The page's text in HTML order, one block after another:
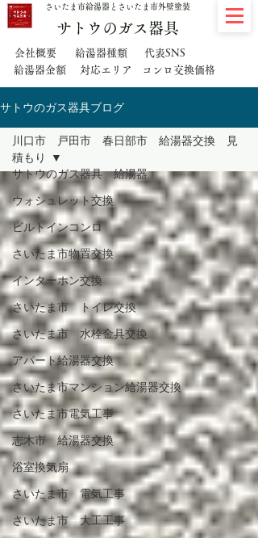
さいたま市給湯器とさいたま市外壁塗装
サトウのガス器具
会社概要 給湯器種類
代表SNS
給湯器金額
対応エリア コンロ交換価格
サトウのガス器具ブログ
サトウのガス器具 給湯器
ウォシュレット交換
ビルトインコンロ
さいたま市物置交換
インターホン交換
さいたま市 トイレ交換
さいたま市 水栓金具交換
アパート給湯器交換
さいたま市マンション給湯器交換
さいたま市電気工事
志木市 給湯器交換
浴室換気扇
さいたま市 電気工事
さいたま市 大工工事
川口市 戸田市 春日部市 給湯器交換 見
積もり